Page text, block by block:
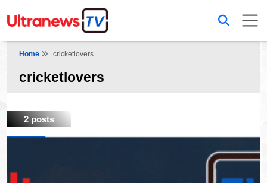
Home cricketlovers
cricketlovers
2 posts